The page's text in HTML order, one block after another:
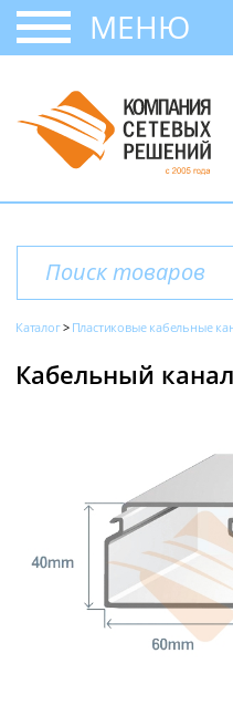
МЕНЮ
Каталог Пластиковые кабельные
Кабельный